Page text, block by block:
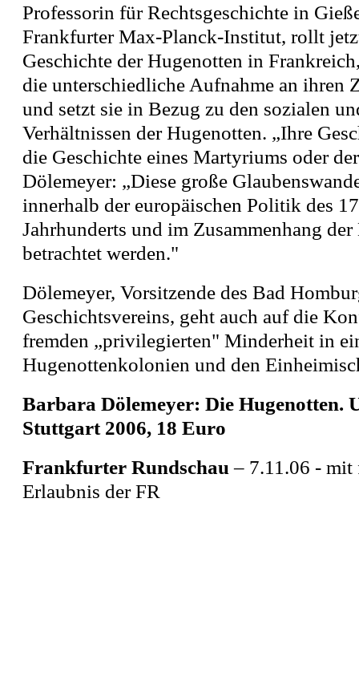
Professorin für Rechtsgeschichte in
Frankfurter Max-Planck-Institut, rollt
Geschichte der Hugenotten in
die unterschiedliche Aufnahme an ihren
und setzt sie in Bezug zu den sozialen
Verhältnissen der Hugenotten. „Ihre
die Geschichte eines Martyriums oder
Dölemeyer: „Diese große
innerhalb der europäischen Politik des
Jahrhunderts und im Zusammenhang
betrachtet werden."
Dölemeyer, Vorsitzende des Bad
Geschichtsvereins, geht auch auf die
fremden „privilegierten" Minderheit in
Hugenottenkolonien und den
Barbara Dölemeyer: Die Hugenotten.
Stuttgart 2006, 18 Euro
Frankfurter Rundschau – 7.11.06 -
Erlaubnis der FR